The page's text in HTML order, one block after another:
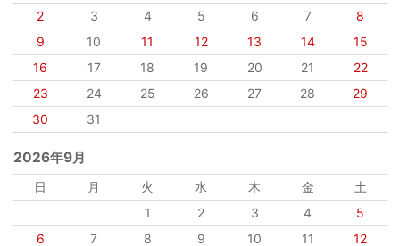
2
3 4 5 6 7
8
9
10 11 12 13 14
15
16
17 18 19 20 21
22
23
24 25 26 27 28
29
30
31
2026年9月
日 月 火 水 木 金
土
1
2 3 4
5
6
7 8 9 10 11
12